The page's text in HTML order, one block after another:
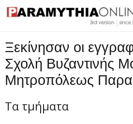
Ροή
Επικοινωνία
Ξεκίνησαν οι
Σχολή Βυζαντινής
Μητροπόλεως
Τα τμήματα